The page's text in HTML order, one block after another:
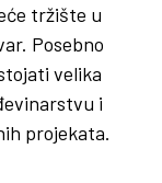
tržište u
Posebno
velika
i
projekata.